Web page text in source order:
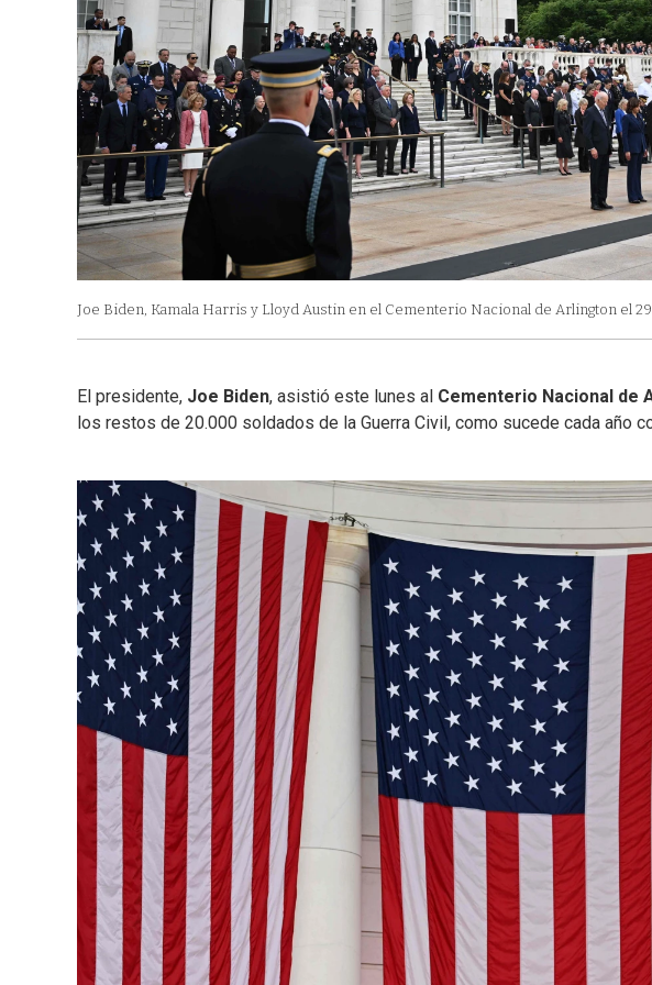
Joe Biden, Kamala Harris y Lloyd Austin en el Cementerio Nacional de Arlington el
El presidente, Joe Biden, asistió este lunes al Cementerio Nacional de
los restos de 20.000 soldados de la Guerra Civil, como sucede cada año